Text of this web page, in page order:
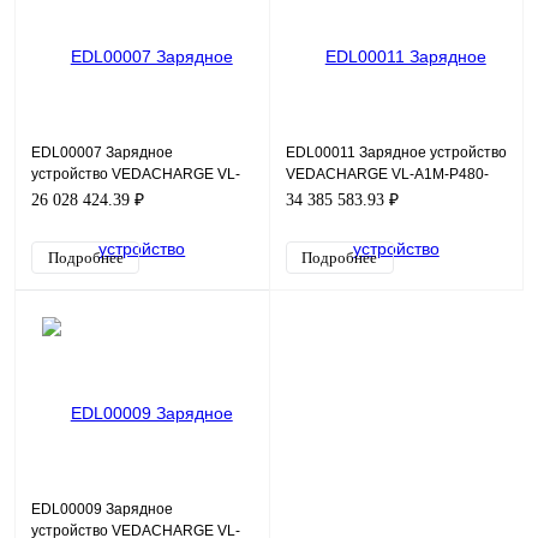
EDL00007 Зарядное
устройство VEDACHARGE VL-
A1M-P320-2330-T4-E54-VP3-
CXXXX+D1+E1+GS
26 028 424.39 ₽
Подробнее
EDL00011 Зарядное устройство
VEDACHARGE VL-A1M-P480-
2500-T4-E54-VP3-M2-AC700-
34 385 583.93 ₽
Подробнее
EDL00009 Зарядное
устройство VEDACHARGE VL-